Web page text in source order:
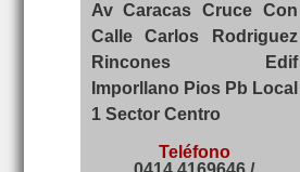
Av Caracas Cruce Con
Calle Carlos Rodriguez
Rincones Edif
Imporllano Pios Pb Local
1 Sector Centro
Teléfono